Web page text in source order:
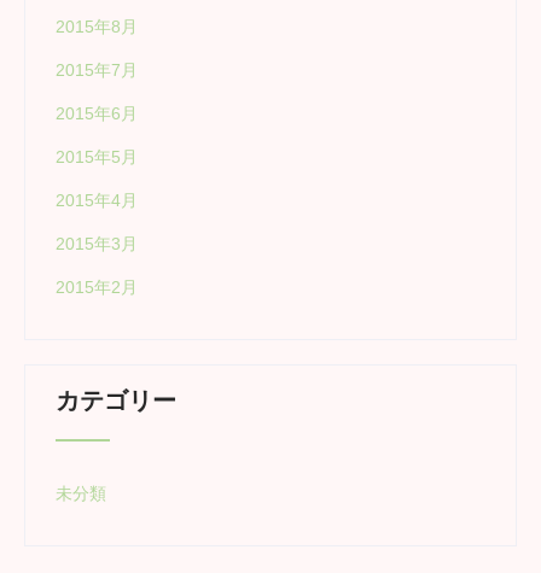
2015年8月
2015年7月
2015年6月
2015年5月
2015年4月
2015年3月
2015年2月
カテゴリー
未分類